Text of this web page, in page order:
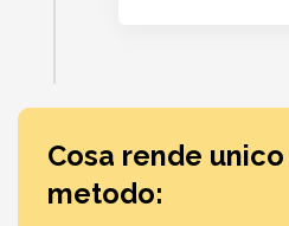
Cosa rende
metodo: